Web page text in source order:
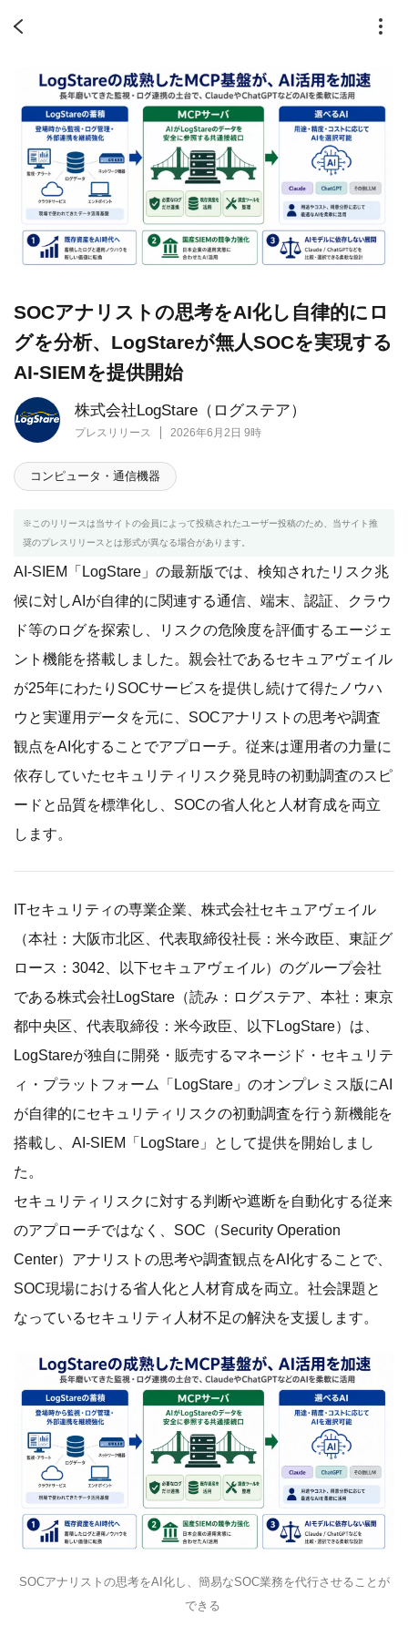
株式会社LogStare（ログステア）
プレスリリース 2026年6月2日 9時
SOCアナリストの思考をAI化し自律的にロ
グを分析、LogStareが無人SOCを実現する
AI-SIEMを提供開始
コンピュータ・通信機器
※このリリースは当サイトの会員によって投稿されたユーザー投稿のため、当サイト推
奨のプレスリリースとは形式が異なる場合があります。
AI-SIEM「LogStare」の最新版では、検知されたリスク兆
候に対しAIが自律的に関連する通信、端末、認証、クラウ
ド等のログを探索し、リスクの危険度を評価するエージェ
ント機能を搭載しました。親会社であるセキュアヴェイル
が25年にわたりSOCサービスを提供し続けて得たノウハ
ウと実運用データを元に、SOCアナリストの思考や調査
観点をAI化することでアプローチ。従来は運用者の力量に
依存していたセキュリティリスク発見時の初動調査のスピ
ードと品質を標準化し、SOCの省人化と人材育成を両立
します。
ITセキュリティの専業企業、株式会社セキュアヴェイル
（本社：大阪市北区、代表取締役社長：米今政臣、東証グ
ロース：3042、以下セキュアヴェイル）のグループ会社
である株式会社LogStare（読み：ログステア、本社：東京
都中央区、代表取締役：米今政臣、以下LogStare）は、
LogStareが独自に開発・販売するマネージド・セキュリテ
ィ・プラットフォーム「LogStare」のオンプレミス版にAI
が自律的にセキュリティリスクの初動調査を行う新機能を
搭載し、AI-SIEM「LogStare」として提供を開始しまし
た。
セキュリティリスクに対する判断や遮断を自動化する従来
のアプローチではなく、SOC（Security Operation
Center）アナリストの思考や調査観点をAI化することで、
SOC現場における省人化と人材育成を両立。社会課題と
なっているセキュリティ人材不足の解決を支援します。
SOCアナリストの思考をAI化し、簡易なSOC業務を代行させることが
できる